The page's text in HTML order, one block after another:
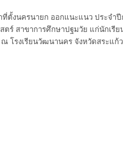
ตั้งนครนายก ออกแนะแนว ประจำ
สาขาการศึกษาปฐมวัย แก่นักเรีย
โรงเรียนวัฒนานคร จังหวัดสระแก้ว